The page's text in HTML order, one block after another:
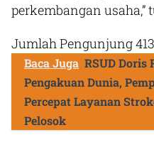
perkembangan usaha,”
Jumlah Pengunjung413
Baca Juga RSUD Doris
Pengakuan Dunia,
Percepat Layanan
Pelosok